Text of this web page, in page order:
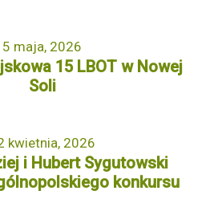
5 maja, 2026
15 LBOT w Nowej
Soli
kwietnia, 2026
i Hubert Sygutowski
konkursu